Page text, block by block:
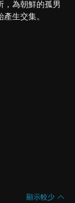
，為朝鮮的孤男
生交集。
顯示較少